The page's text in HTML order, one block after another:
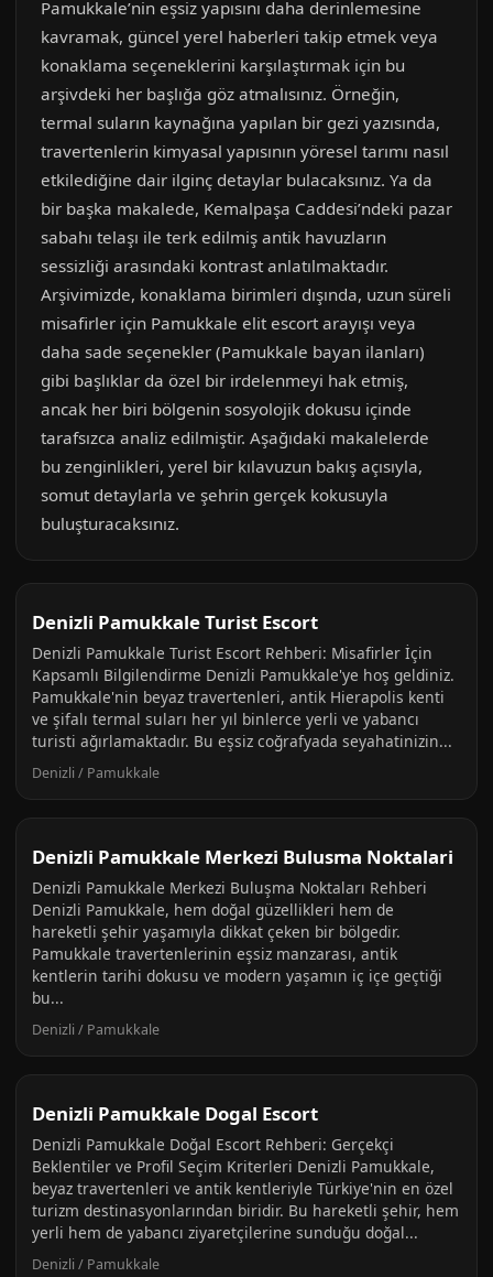
Pamukkale’nin eşsiz yapısını daha derinlemesine
kavramak, güncel yerel haberleri takip etmek veya
konaklama seçeneklerini karşılaştırmak için bu
arşivdeki her başlığa göz atmalısınız. Örneğin,
termal suların kaynağına yapılan bir gezi yazısında,
travertenlerin kimyasal yapısının yöresel tarımı nasıl
etkilediğine dair ilginç detaylar bulacaksınız. Ya da
bir başka makalede, Kemalpaşa Caddesi’ndeki pazar
sabahı telaşı ile terk edilmiş antik havuzların
sessizliği arasındaki kontrast anlatılmaktadır.
Arşivimizde, konaklama birimleri dışında, uzun süreli
misafirler için Pamukkale elit escort arayışı veya
daha sade seçenekler (Pamukkale bayan ilanları)
gibi başlıklar da özel bir irdelenmeyi hak etmiş,
ancak her biri bölgenin sosyolojik dokusu içinde
tarafsızca analiz edilmiştir. Aşağıdaki makalelerde
bu zenginlikleri, yerel bir kılavuzun bakış açısıyla,
somut detaylarla ve şehrin gerçek kokusuyla
buluşturacaksınız.
Denizli Pamukkale Turist Escort
Denizli Pamukkale Turist Escort Rehberi: Misafirler İçin
Kapsamlı Bilgilendirme Denizli Pamukkale'ye hoş geldiniz.
Pamukkale'nin beyaz travertenleri, antik Hierapolis kenti
ve şifalı termal suları her yıl binlerce yerli ve yabancı
turisti ağırlamaktadır. Bu eşsiz coğrafyada seyahatinizin...
Denizli / Pamukkale
Denizli Pamukkale Merkezi Bulusma Noktalari
Denizli Pamukkale Merkezi Buluşma Noktaları Rehberi
Denizli Pamukkale, hem doğal güzellikleri hem de
hareketli şehir yaşamıyla dikkat çeken bir bölgedir.
Pamukkale travertenlerinin eşsiz manzarası, antik
kentlerin tarihi dokusu ve modern yaşamın iç içe geçtiği
bu...
Denizli / Pamukkale
Denizli Pamukkale Dogal Escort
Denizli Pamukkale Doğal Escort Rehberi: Gerçekçi
Beklentiler ve Profil Seçim Kriterleri Denizli Pamukkale,
beyaz travertenleri ve antik kentleriyle Türkiye'nin en özel
turizm destinasyonlarından biridir. Bu hareketli şehir, hem
yerli hem de yabancı ziyaretçilerine sunduğu doğal...
Denizli / Pamukkale